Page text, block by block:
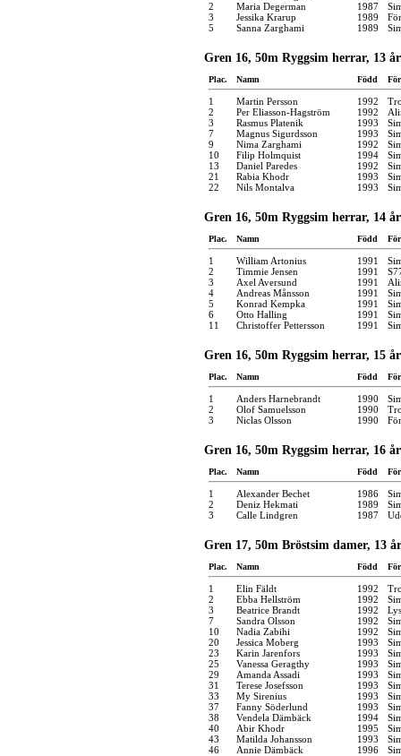
2
Maria Degerman 1987
3
Jessika Krarup 1989
5
Sanna Zarghami 1989
Gren 16, 50m Ryggsim herrar, 13
Plac. Namn Född
1 Martin Persson 1992
2
Per Eliasson-Hagström 1992
3
Rasmus Platenik 1993
7
Magnus Sigurdsson 1993
9
Nima Zarghami 1992
10
Filip Holmquist 1994
13
Daniel Paredes 1992
21
Rabia Khodr 1993
22
Nils Montalva 1993
Gren 16, 50m Ryggsim herrar, 14
Plac. Namn Född
1 William Artonius 1991
2
Timmie Jensen 1991
3
Axel Aversund 1991
4
Andreas Månsson 1991
5
Konrad Kempka 1991
6
Otto Halling 1991
11
Christoffer Pettersson 1991
Gren 16, 50m Ryggsim herrar, 15
Plac. Namn Född
1 Anders Harnebrandt 1990
2
Olof Samuelsson 1990
3
Niclas Olsson 1990
Gren 16, 50m Ryggsim herrar, 16
Plac. Namn Född
1 Alexander Bechet 1986
2
Deniz Hekmati 1989
3
Calle Lindgren 1987
Gren 17, 50m Bröstsim damer, 13
Plac. Namn Född
1 Elin Fäldt 1992
2
Ebba Hellström 1992
3
Beatrice Brandt 1992
7
Sandra Olsson 1992
10
Nadia Zabihi 1992
20
Jessica Moberg 1993
23
Karin Jarenfors 1993
25
Vanessa Geragthy 1993
29
Amanda Assadi 1993
31
Terese Josefsson 1993
33
My Sirenius 1993
37
Fanny Söderlund 1993
38
Vendela Dämbäck 1994
40
Abir Khodr 1995
43
Matilda Johansson 1993
46
Annie Dämbäck 1996